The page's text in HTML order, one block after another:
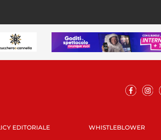
EDITORIALE WHISTLEBLOWER